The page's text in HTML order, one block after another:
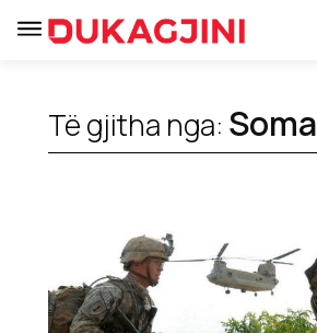
Pikëpamje
Të gjitha nga: